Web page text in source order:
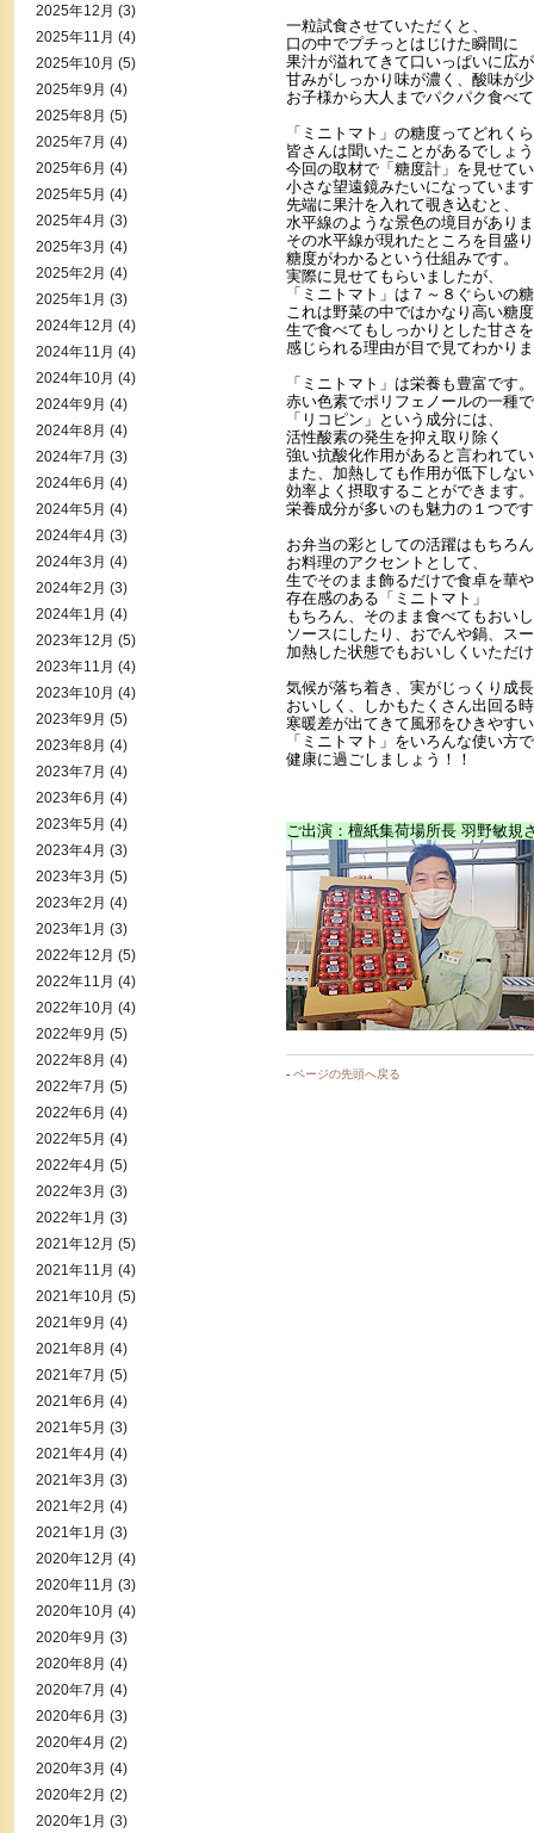
一粒試食させていただくと、
口の中でプチっとはじけた瞬間に
果汁が溢れてきて口いっぱいに広
甘みがしっかり味が濃く、酸味が
お子様から大人までパクパク食べ
「ミニトマト」の糖度ってどれく
皆さんは聞いたことがあるでしょ
今回の取材で「糖度計」を見せて
小さな望遠鏡みたいになっていま
先端に果汁を入れて覗き込むと、
水平線のような景色の境目があり
その水平線が現れたところを目盛
糖度がわかるという仕組みです。
実際に見せてもらいましたが、
「ミニトマト」は７～８ぐらいの
これは野菜の中ではかなり高い糖
生で食べてもしっかりとした甘さを
感じられる理由が目で見てわかり
「ミニトマト」は栄養も豊富です。
赤い色素でポリフェノールの一種
「リコピン」という成分には、
活性酸素の発生を抑え取り除く
強い抗酸化作用があると言われて
また、加熱しても作用が低下しな
効率よく摂取することができます。
栄養成分が多いのも魅力の１つで
お弁当の彩としての活躍はもちろ
お料理のアクセントとして、
生でそのまま飾るだけで食卓を華
存在感のある「ミニトマト」
もちろん、そのまま食べてもおい
ソースにしたり、おでんや鍋、ス
加熱した状態でもおいしくいただ
気候が落ち着き、実がじっくり成
おいしく、しかもたくさん出回る
寒暖差が出てきて風邪をひきやす
「ミニトマト」をいろんな使い方
健康に過ごしましょう！！
ご出演：檀紙集荷場所長 羽野敏規
- ページの先頭へ戻る
2025年12月 (3)
2025年11月 (4)
2025年10月 (5)
2025年9月 (4)
2025年8月 (5)
2025年7月 (4)
2025年6月 (4)
2025年5月 (4)
2025年4月 (3)
2025年3月 (4)
2025年2月 (4)
2025年1月 (3)
2024年12月 (4)
2024年11月 (4)
2024年10月 (4)
2024年9月 (4)
2024年8月 (4)
2024年7月 (3)
2024年6月 (4)
2024年5月 (4)
2024年4月 (3)
2024年3月 (4)
2024年2月 (3)
2024年1月 (4)
2023年12月 (5)
2023年11月 (4)
2023年10月 (4)
2023年9月 (5)
2023年8月 (4)
2023年7月 (4)
2023年6月 (4)
2023年5月 (4)
2023年4月 (3)
2023年3月 (5)
2023年2月 (4)
2023年1月 (3)
2022年12月 (5)
2022年11月 (4)
2022年10月 (4)
2022年9月 (5)
2022年8月 (4)
2022年7月 (5)
2022年6月 (4)
2022年5月 (4)
2022年4月 (5)
2022年3月 (3)
2022年1月 (3)
2021年12月 (5)
2021年11月 (4)
2021年10月 (5)
2021年9月 (4)
2021年8月 (4)
2021年7月 (5)
2021年6月 (4)
2021年5月 (3)
2021年4月 (4)
2021年3月 (3)
2021年2月 (4)
2021年1月 (3)
2020年12月 (4)
2020年11月 (3)
2020年10月 (4)
2020年9月 (3)
2020年8月 (4)
2020年7月 (4)
2020年6月 (3)
2020年4月 (2)
2020年3月 (4)
2020年2月 (2)
2020年1月 (3)